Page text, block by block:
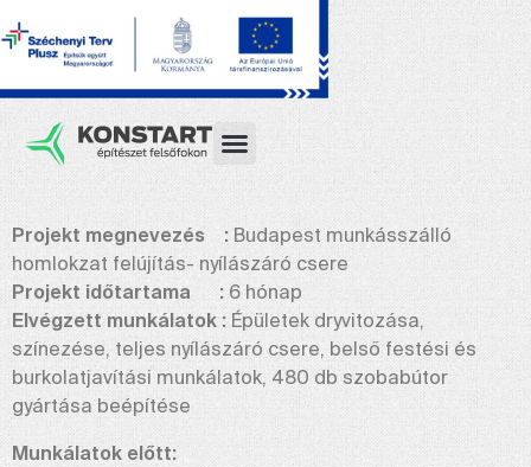
Projekt megnevezés : Budapest munkásszálló
homlokzat felújítás- nyílászáró csere
Projekt időtartama : 6 hónap
Elvégzett munkálatok : Épületek dryvitozása,
színezése, teljes nyílászáró csere, belső festési és
burkolatjavítási munkálatok, 480 db szobabútor
gyártása beépítése
Munkálatok előtt: